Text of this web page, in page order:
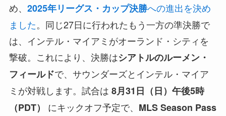
め、 2025年リーグス・カップ決勝への進出を決め
ました。同じ27日に行われたもう一方の準決勝で
は、インテル・マイアミがオーランド・シティを
撃破。これにより、決勝はシアトルのルーメン・
フィールドで、サウンダーズとインテル・マイア
ミが対戦します。試合は 8月31日（日）午後5時
（PDT）
にキックオフ予定で、 MLS Season Pass